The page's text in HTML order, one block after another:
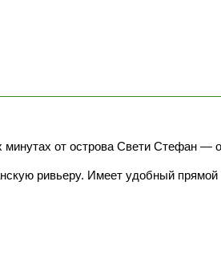
от острова Свети Стефан
ривьеру. Имеет удобный